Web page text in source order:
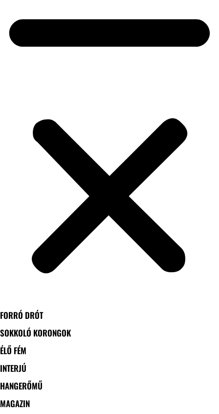
FORRÓ DRÓT
SOKKOLÓ KORONGOK
ÉLŐ FÉM
INTERJÚ
HANGERŐMŰ
MAGAZIN